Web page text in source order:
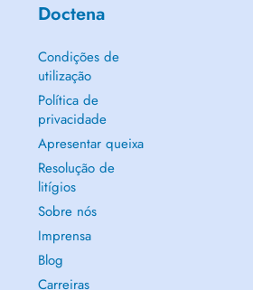
Doctena
Condições de
utilização
Política de
privacidade
Apresentar queixa
Resolução de
litígios
Sobre nós
Imprensa
Blog
Carreiras